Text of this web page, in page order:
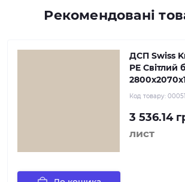
Рекомендовані
ДСП Swiss
PE Світлий
Код товару:
3 536.14
лист